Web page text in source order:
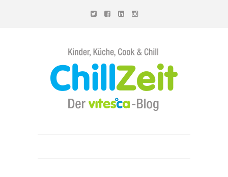
Chillzeit
Der
vitesca-
Blog